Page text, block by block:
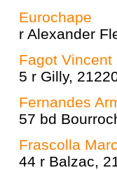
Eurochape
r Alexander
Fagot Vincent
5 r Gilly,
Fernandes
57 bd
Frascolla
44 r Balzac,